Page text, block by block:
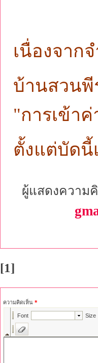
เนื่องจาก
บ้านสวนพี
"การเข้า
ตั้งแต่บัดนี้
ผู้แสดงความ
[1]
ความคิดเห็น *